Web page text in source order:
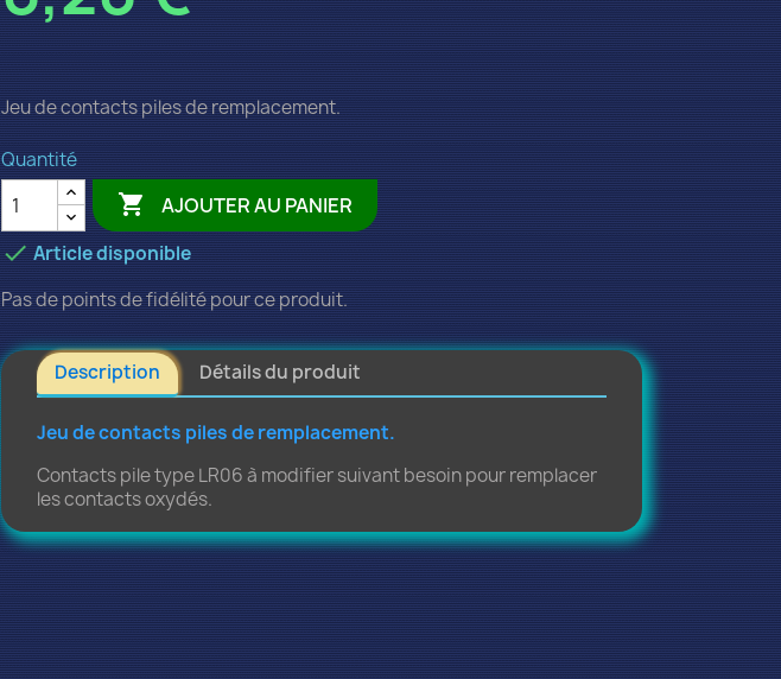
Jeu de contacts piles de remplacement.
Quantité
 AJOUTER AU PANIER
Article disponible
Pas de points de fidélité pour ce produit.
Description Détails du produit
Jeu de contacts piles de remplacement.
Contacts pile type LR06 à modifier suivant besoin pour remplacer
les contacts oxydés.